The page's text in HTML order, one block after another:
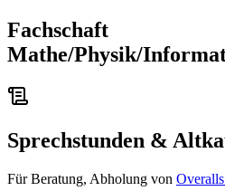
Fachschaft
Mathe/Physik/
Sprechstunden &
Für Beratung, Abholung von